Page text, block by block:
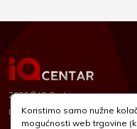
2026 © IQ Centar
Izrada:Nubilus
Koristimo samo nužne
mogućnosti web trgovine